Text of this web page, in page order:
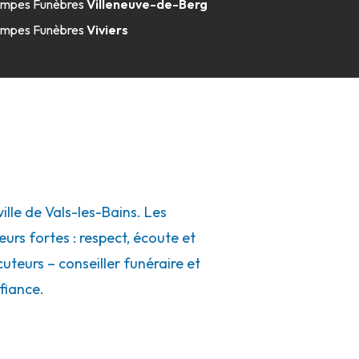
FunèbresVilleneuve-de-Berg
FunèbresViviers
de Vals-les-Bains. Les
fortes : respect, écoute et
– conseiller funéraire et